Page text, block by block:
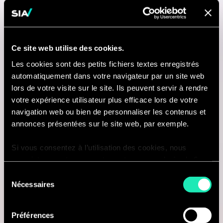
Ce site web utilise des cookies.
Les cookies sont des petits fichiers textes enregistrés
automatiquement dans votre navigateur par un site web
lors de votre visite sur le site. Ils peuvent servir à rendre
votre expérience utilisateur plus efficace lors de votre
navigation web ou bien de personnaliser les contenus et
annonces présentées sur le site web, par exemple.
Si vous consentez à l’utilisation des cookies, nous
consentir à cette utilisation à nouveau. Si vous ne
fonctionnement et ne personnalisera pas votre
Nécessaires
Préférences
Milano, Italie
Consulting
IT STRATEGY
Model & Processes